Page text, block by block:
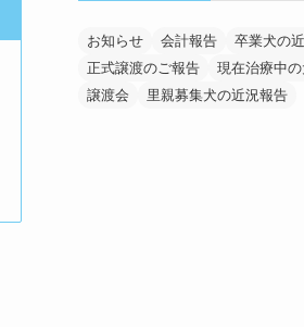
お知らせ 会計報告
卒業犬の
正式譲渡のご報告
現在治療中の
譲渡会
里親募集犬の近況報告